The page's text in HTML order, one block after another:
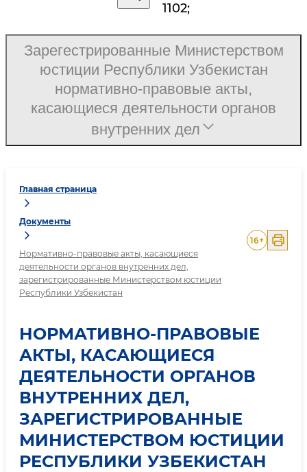
1102;
Главная страница
Документы
Нормативно-правовые акты, касающиеся
деятельности органов внутренних дел,
зарегистрированные Министерством юстиции
Республики Узбекистан
16+
НОРМАТИВНО-ПРАВОВЫЕ
АКТЫ, КАСАЮЩИЕСЯ
ДЕЯТЕЛЬНОСТИ ОРГАНОВ
ВНУТРЕННИХ ДЕЛ,
ЗАРЕГИСТРИРОВАННЫЕ
МИНИСТЕРСТВОМ ЮСТИЦИИ
РЕСПУБЛИКИ УЗБЕКИСТАН
Зарегестрированные Министерством
юстиции Республики Узбекистан
нормативно-правовые акты,
касающиеся деятельности органов
внутренних дел